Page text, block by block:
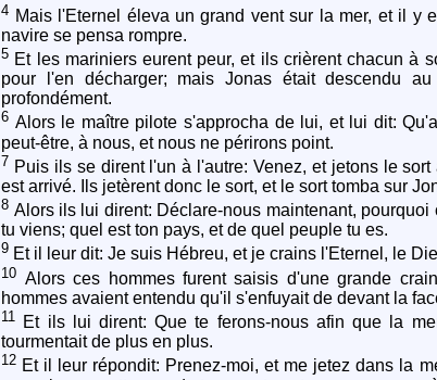
4 Mais l'Eternel éleva un grand vent sur la mer, et il y
navire se pensa rompre.
5 Et les mariniers eurent peur, et ils crièrent chacun à
pour l'en décharger; mais Jonas était descendu
profondément.
6 Alors le maître pilote s'approcha de lui, et lui dit:
peut-être, à nous, et nous ne périrons point.
7 Puis ils se dirent l'un à l'autre: Venez, et jetons le
est arrivé. Ils jetèrent donc le sort, et le sort tomba sur
8 Alors ils lui dirent: Déclare-nous maintenant,
tu viens; quel est ton pays, et de quel peuple tu es.
9 Et il leur dit: Je suis Hébreu, et je crains l'Eternel, le
10 Alors ces hommes furent saisis d'une grande
hommes avaient entendu qu'il s'enfuyait de devant la
11 Et ils lui dirent: Que te ferons-nous afin que la
tourmentait de plus en plus.
12 Et il leur répondit: Prenez-moi, et me jetez dans la